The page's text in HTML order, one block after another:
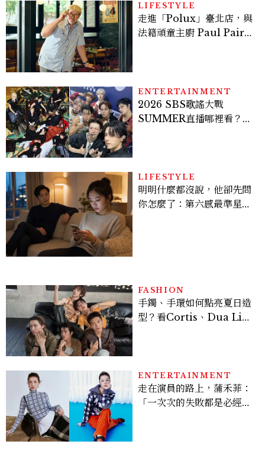
LIFESTYLE
走進「Polux」臺北店，與
法籍頑童主廚 Paul Pairet
ENTERTAINMENT
2026 SBS歌謠大戰
SUMMER直播哪裡看？
LIFESTYLE
明明什麼都沒說，他卻先問
你怎麼了：第六感最準星座
FASHION
手鐲、手環如何點亮夏日造
型？看Cortis、Dua Lip
ENTERTAINMENT
走在演員的路上，蒲禾菲：
「一次次的失敗都是必經過